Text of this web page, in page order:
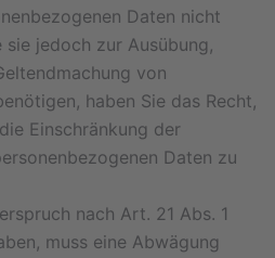
Daten nicht
sie jedoch zur Ausübung,
von
haben Sie das Recht,
Einschränkung der
Daten zu
nach Art. 21 Abs. 1
muss eine Abwägung